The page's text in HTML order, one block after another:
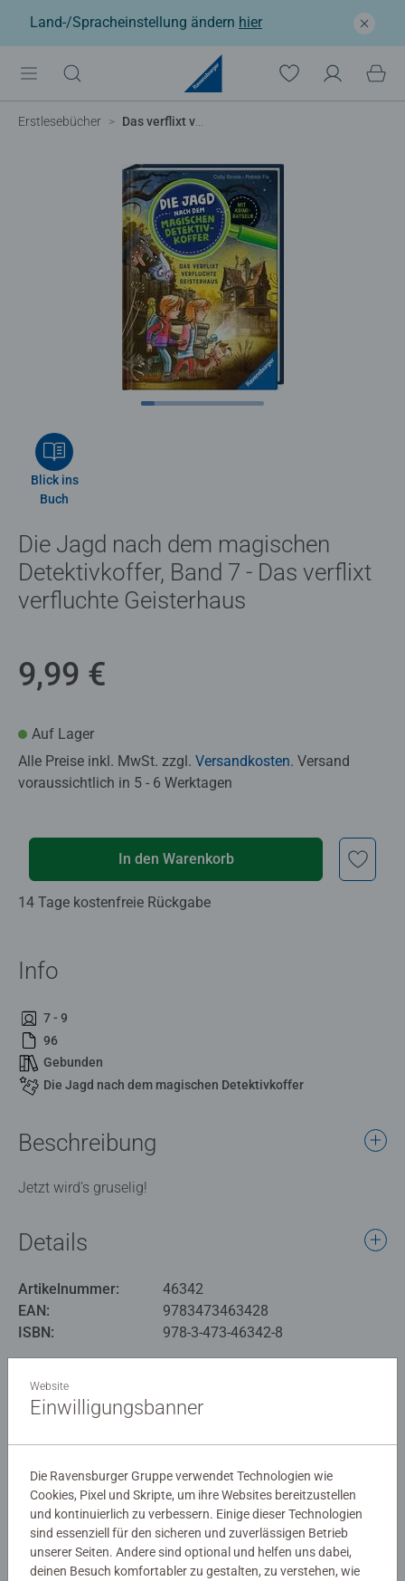
Land-/Spracheinstellung ändern hier
Erstlesebücher Das verflixt verfluchte Geisterhaus
Blick ins
Buch
Die Jagd nach dem magischen
Detektivkoffer, Band 7 - Das verflixt
verfluchte Geisterhaus
9,99 €
Auf Lager
Alle Preise inkl. MwSt. zzgl. Versandkosten. Versand
voraussichtlich in 5 - 6 Werktagen
In den Warenkorb
14 Tage kostenfreie Rückgabe
Info
7 - 9
96
Gebunden
Die Jagd nach dem magischen Detektivkoffer
Beschreibung
Jetzt wird’s gruselig!
Details
Artikelnummer:
46342
EAN:
9783473463428
ISBN:
978-3-473-46342-8
Noch keine Bewertungen
abgegeben
0/0
Website
Einwilligungsbanner
Die Ravensburger Gruppe verwendet Technologien wie
Cookies, Pixel und Skripte, um ihre Websites bereitzustellen
und kontinuierlich zu verbessern. Einige dieser Technologien
sind essenziell für den sicheren und zuverlässigen Betrieb
unserer Seiten. Andere sind optional und helfen uns dabei,
deinen Besuch komfortabler zu gestalten, zu verstehen, wie